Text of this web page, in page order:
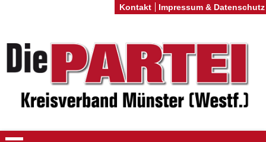
Kontakt Impressum & Datenschutz